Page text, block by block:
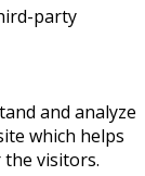
party
and analyze
which helps
visitors.